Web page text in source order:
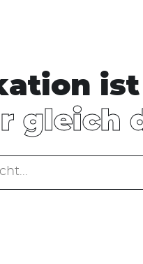
gleich